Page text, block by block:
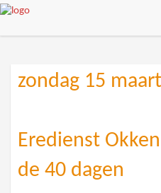
zondag 15
Eredienst
de 40 dagen